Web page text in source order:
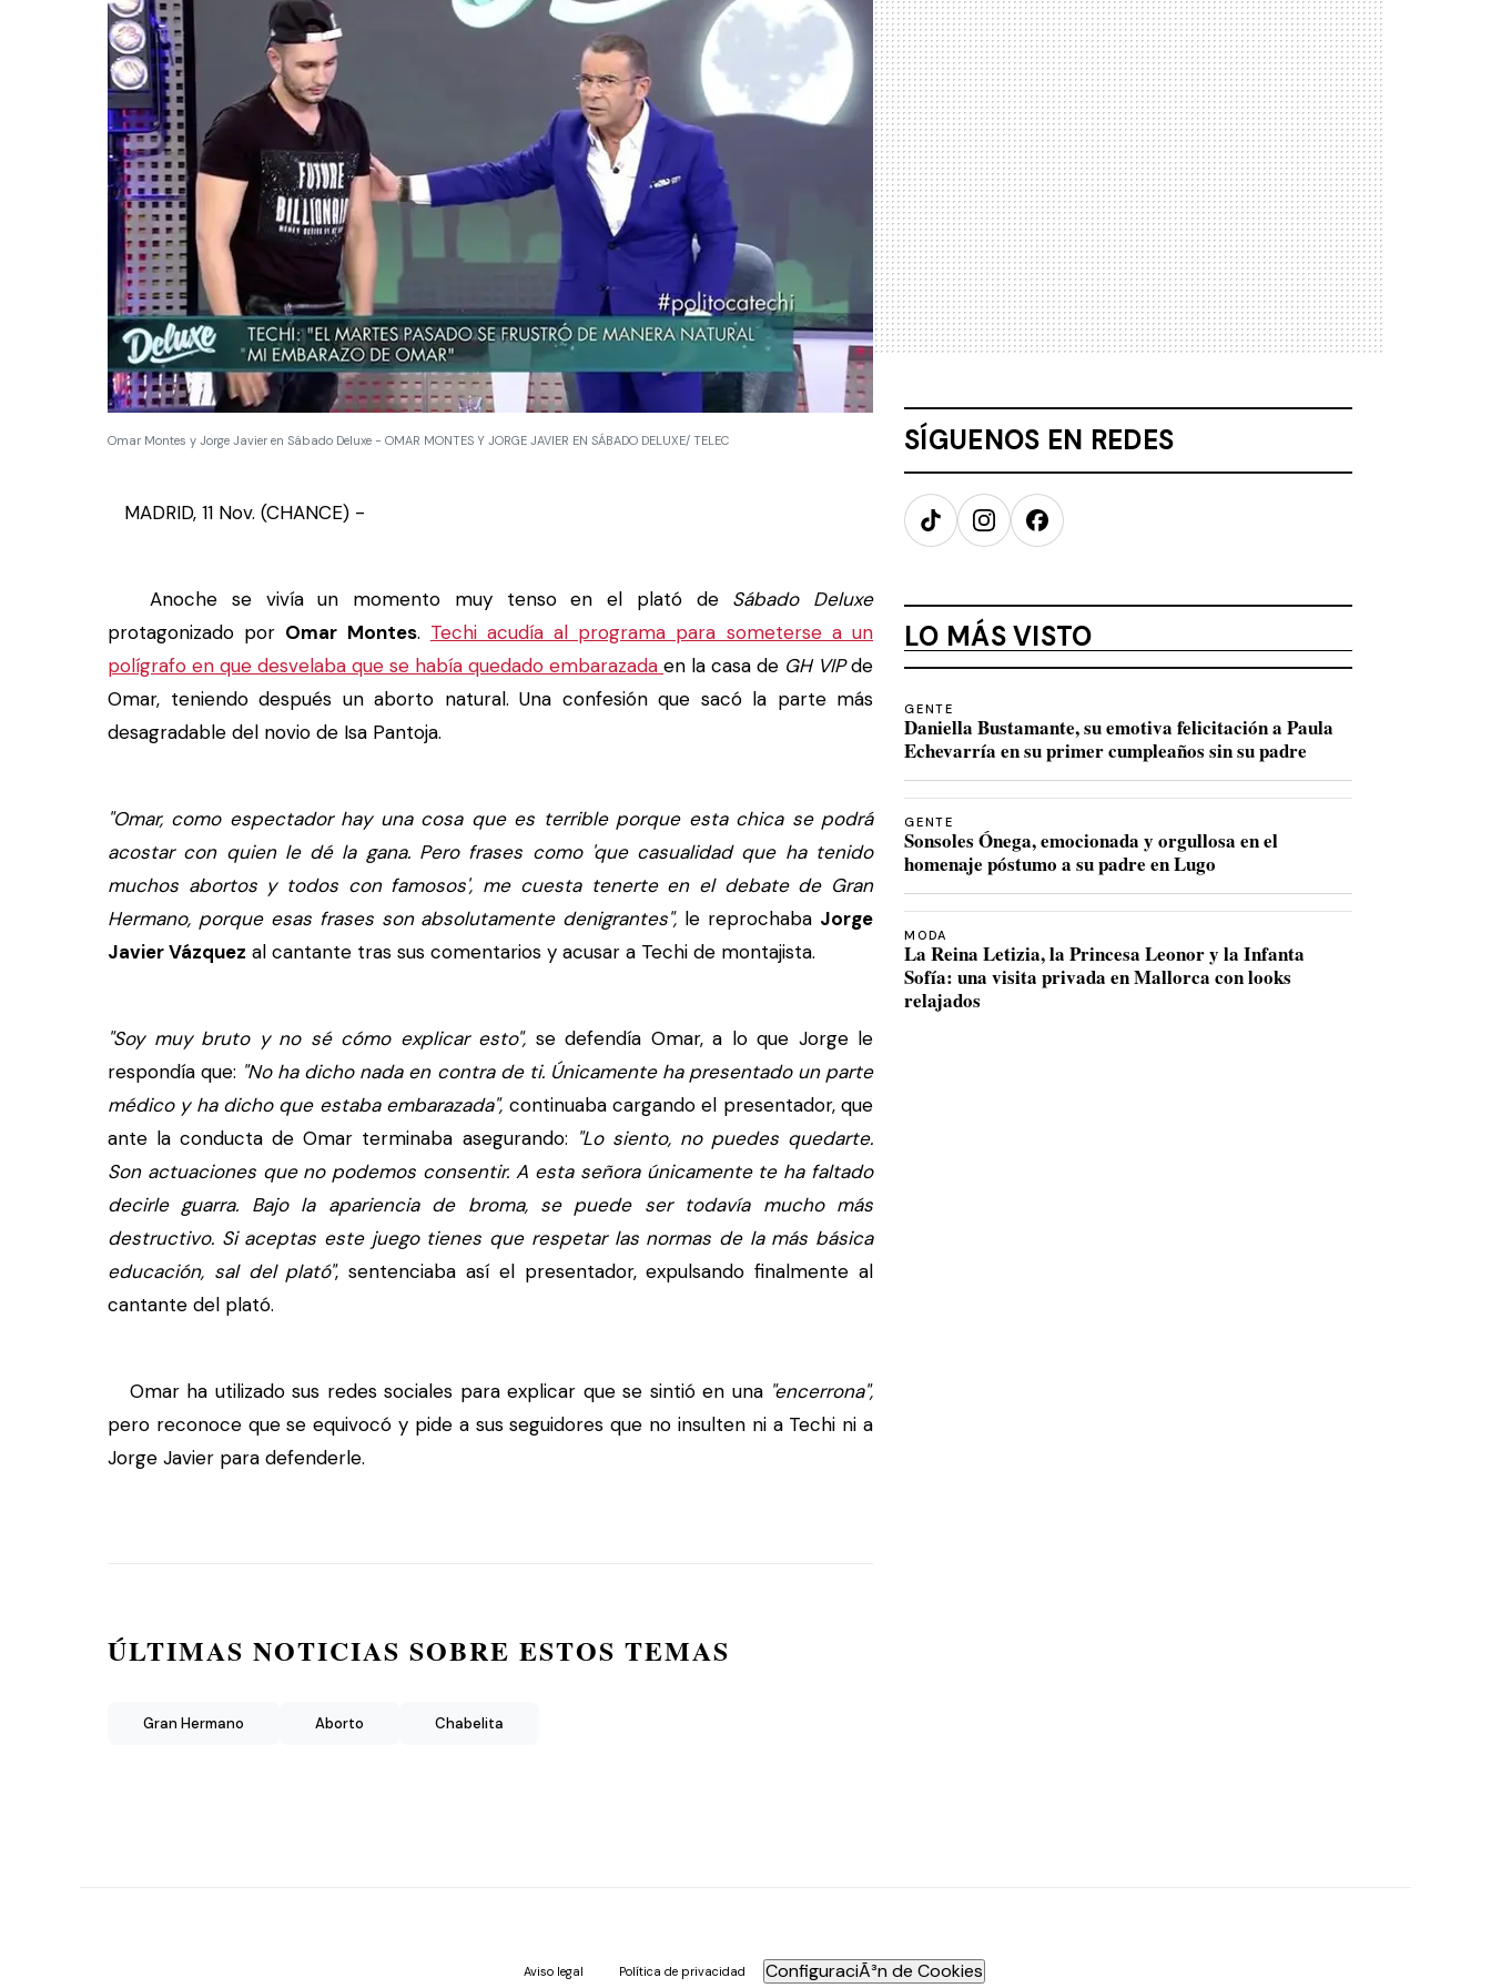
Omar Montes y Jorge Javier en Sábado Deluxe - OMAR MONTES Y JORGE JAVIER EN SÁBADO DELUXE/ TELEC
MADRID, 11 Nov. (CHANCE) -
Anoche se vivía un momento muy tenso en el plató de Sábado Deluxe
protagonizado por Omar Montes. Techi acudía al programa para someterse a un
polígrafo en que desvelaba que se había quedado embarazada en la casa de GH VIPde
Omar, teniendo después un aborto natural. Una confesión que sacó la parte más
desagradable del novio de Isa Pantoja.
"Omar, como espectador hay una cosa que es terrible porque esta chica se podrá
acostar con quien le dé la gana. Pero frases como 'que casualidad que ha tenido
muchos abortos y todos con famosos', me cuesta tenerte en el debate de Gran
Hermano, porque esas frases son absolutamente denigrantes", le reprochaba Jorge
Javier Vázquez al cantante tras sus comentarios y acusar a Techi de montajista.
"Soy muy bruto y no sé cómo explicar esto", se defendía Omar, a lo que Jorge le
respondía que: "No ha dicho nada en contra de ti. Únicamente ha presentado un parte
médico y ha dicho que estaba embarazada", continuaba cargando el presentador, que
ante la conducta de Omar terminaba asegurando: "Lo siento, no puedes quedarte.
Son actuaciones que no podemos consentir. A esta señora únicamente te ha faltado
decirle guarra. Bajo la apariencia de broma, se puede ser todavía mucho más
destructivo. Si aceptas este juego tienes que respetar las normas de la más básica
educación, sal del plató", sentenciaba así el presentador, expulsando finalmente al
cantante del plató.
Omar ha utilizado sus redes sociales para explicar que se sintió en una "encerrona",
pero reconoce que se equivocó y pide a sus seguidores que no insulten ni a Techi ni a
Jorge Javier para defenderle.
ÚLTIMAS NOTICIAS SOBRE ESTOS TEMAS
Gran Hermano Aborto Chabelita
SÍGUENOS EN REDES
TikTokInstagramFacebook
LO MÁS VISTO
GENTE
Daniella Bustamante, su emotiva felicitación a Paula
Echevarría en su primer cumpleaños sin su padre
GENTE
Sonsoles Ónega, emocionada y orgullosa en el
homenaje póstumo a su padre en Lugo
MODA
La Reina Letizia, la Princesa Leonor y la Infanta
Sofía: una visita privada en Mallorca con looks
relajados
Aviso legal Política de privacidad ConfiguraciÃ³n de Cookies